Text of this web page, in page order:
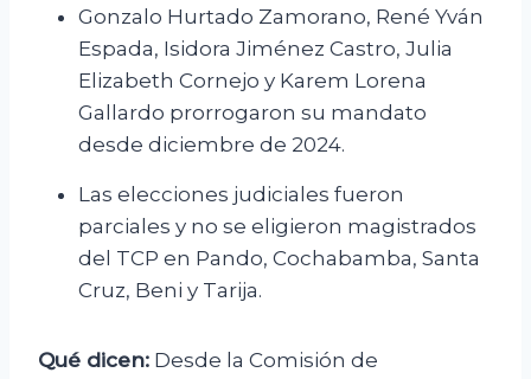
Gonzalo Hurtado Zamorano, René Yván
Espada, Isidora Jiménez Castro, Julia
Elizabeth Cornejo y Karem Lorena
Gallardo prorrogaron su mandato
desde diciembre de 2024.
Las elecciones judiciales fueron
parciales y no se eligieron magistrados
del TCP en Pando, Cochabamba, Santa
Cruz, Beni y Tarija.
Qué dicen: Desde la Comisión de